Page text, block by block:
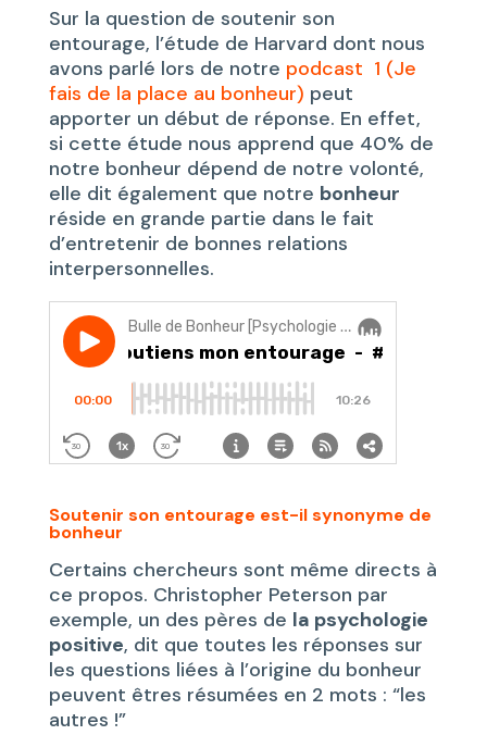
Sur la question de soutenir son
entourage, l’étude de Harvard dont nous
avons parlé lors de notre podcast 1 (Je
fais de la place au bonheur) peut
apporter un début de réponse. En effet,
si cette étude nous apprend que 40% de
notre bonheur dépend de notre volonté,
elle dit également que notre bonheur
réside en grande partie dans le fait
d’entretenir de bonnes relations
interpersonnelles.
Soutenir son entourage est-il synonyme de
bonheur
Certains chercheurs sont même directs à
ce propos. Christopher Peterson par
exemple, un des pères de la psychologie
positive, dit que toutes les réponses sur
les questions liées à l’origine du bonheur
peuvent êtres résumées en 2 mots : “les
autres !”